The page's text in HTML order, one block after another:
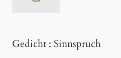
Gedicht : Sinnspruch